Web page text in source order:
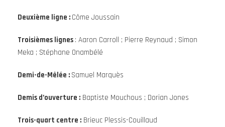
Deuxième ligne : Côme Joussain
Troisièmes lignes : Aaron Carroll ; Pierre Reynaud ; Simon
Meka ; Stéphane Onambélé
Demi-de-Mêlée : Samuel Marquès
Demis d’ouverture : Baptiste Mouchous ; Dorian Jones
Trois-quart centre : Brieuc Plessis-Couillaud